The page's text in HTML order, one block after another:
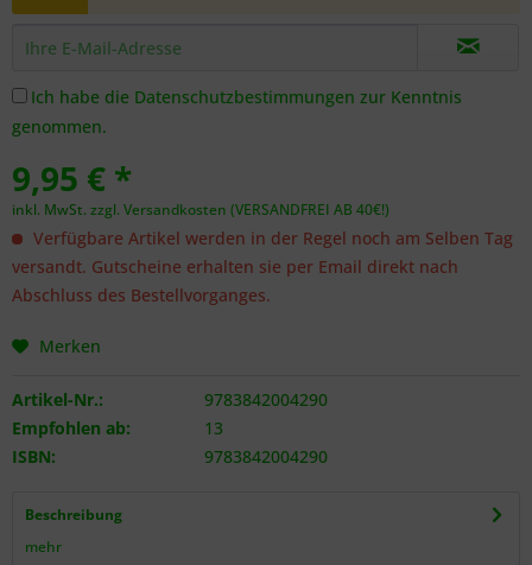
Ich habe die Datenschutzbestimmungen zur Kenntnis
genommen.
9,95 € *
inkl. MwSt. zzgl. Versandkosten (VERSANDFREI AB 40€!)
Verfügbare Artikel werden in der Regel noch am Selben Tag
versandt. Gutscheine erhalten sie per Email direkt nach
Abschluss des Bestellvorganges.
Merken
Artikel-Nr.:
9783842004290
Empfohlen ab:
13
ISBN:
9783842004290
Beschreibung
mehr